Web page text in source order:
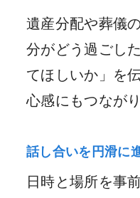
遺産分配や葬儀
分がどう過ごし
てほしいか」を
心感にもつながり
話し合いを円滑に
日時と場所を事